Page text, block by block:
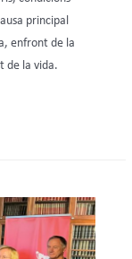
principal
enfront de la
de la vida.